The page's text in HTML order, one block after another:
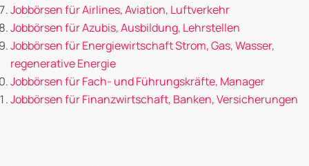
Jobbörsen für Airlines, Aviation, Luftverkehr
Jobbörsen für Azubis, Ausbildung, Lehrstellen
Jobbörsen für Energiewirtschaft Strom, Gas, Wasser,
regenerative Energie
Jobbörsen für Fach- und Führungskräfte, Manager
Jobbörsen für Finanzwirtschaft, Banken, Versicherungen